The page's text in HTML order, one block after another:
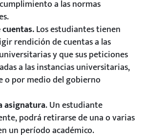
a las normas
Los estudiantes tienen
rendición de cuentas a las
y que sus peticiones
a las instancias universitarias,
o por medio del gobierno
asignatura. Un estudiante
podrá retirarse de una o varias
un período académico.